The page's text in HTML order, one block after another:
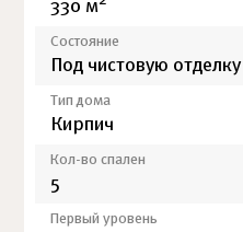
330 м
Состояние
Под чистовую отделку
Тип дома
Кирпич
Кол-во спален
5
Первый уровень